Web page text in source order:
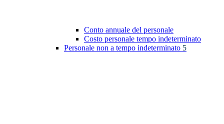
Conto annuale del personale
Costo personale tempo indeterminato
Personale non a tempo indeterminato 5